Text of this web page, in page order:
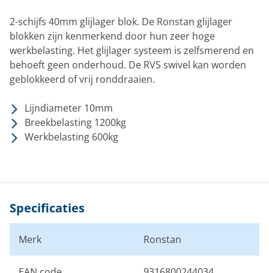
2-schijfs 40mm glijlager blok. De Ronstan glijlager
blokken zijn kenmerkend door hun zeer hoge
werkbelasting. Het glijlager systeem is zelfsmerend en
behoeft geen onderhoud. De RVS swivel kan worden
geblokkeerd of vrij ronddraaien.
Lijndiameter 10mm
Breekbelasting 1200kg
Werkbelasting 600kg
Specificaties
Merk Ronstan